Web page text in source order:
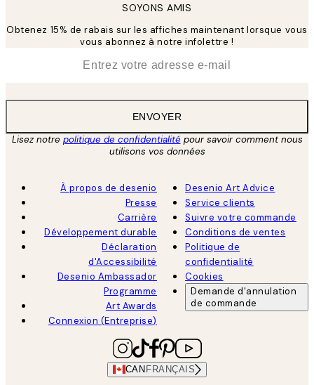
SOYONS AMIS
Obtenez 15% de rabais sur les affiches maintenant lorsque vous
vous abonnez à notre infolettre !
ENVOYER
Lisez notre politique de confidentialitépour savoir comment nous
utilisons vos données
À propos de desenio
Presse
Carrière
Développement durable
Déclaration
d'Accessibilité
Desenio Ambassador
Programme
Art Awards
Connexion (Entreprise)
Desenio Art Advice
Service clients
Suivre votre commande
Conditions de ventes
Politique de
confidentialité
Cookies
Demande d'annulation
de commande
CAN FRANÇAIS